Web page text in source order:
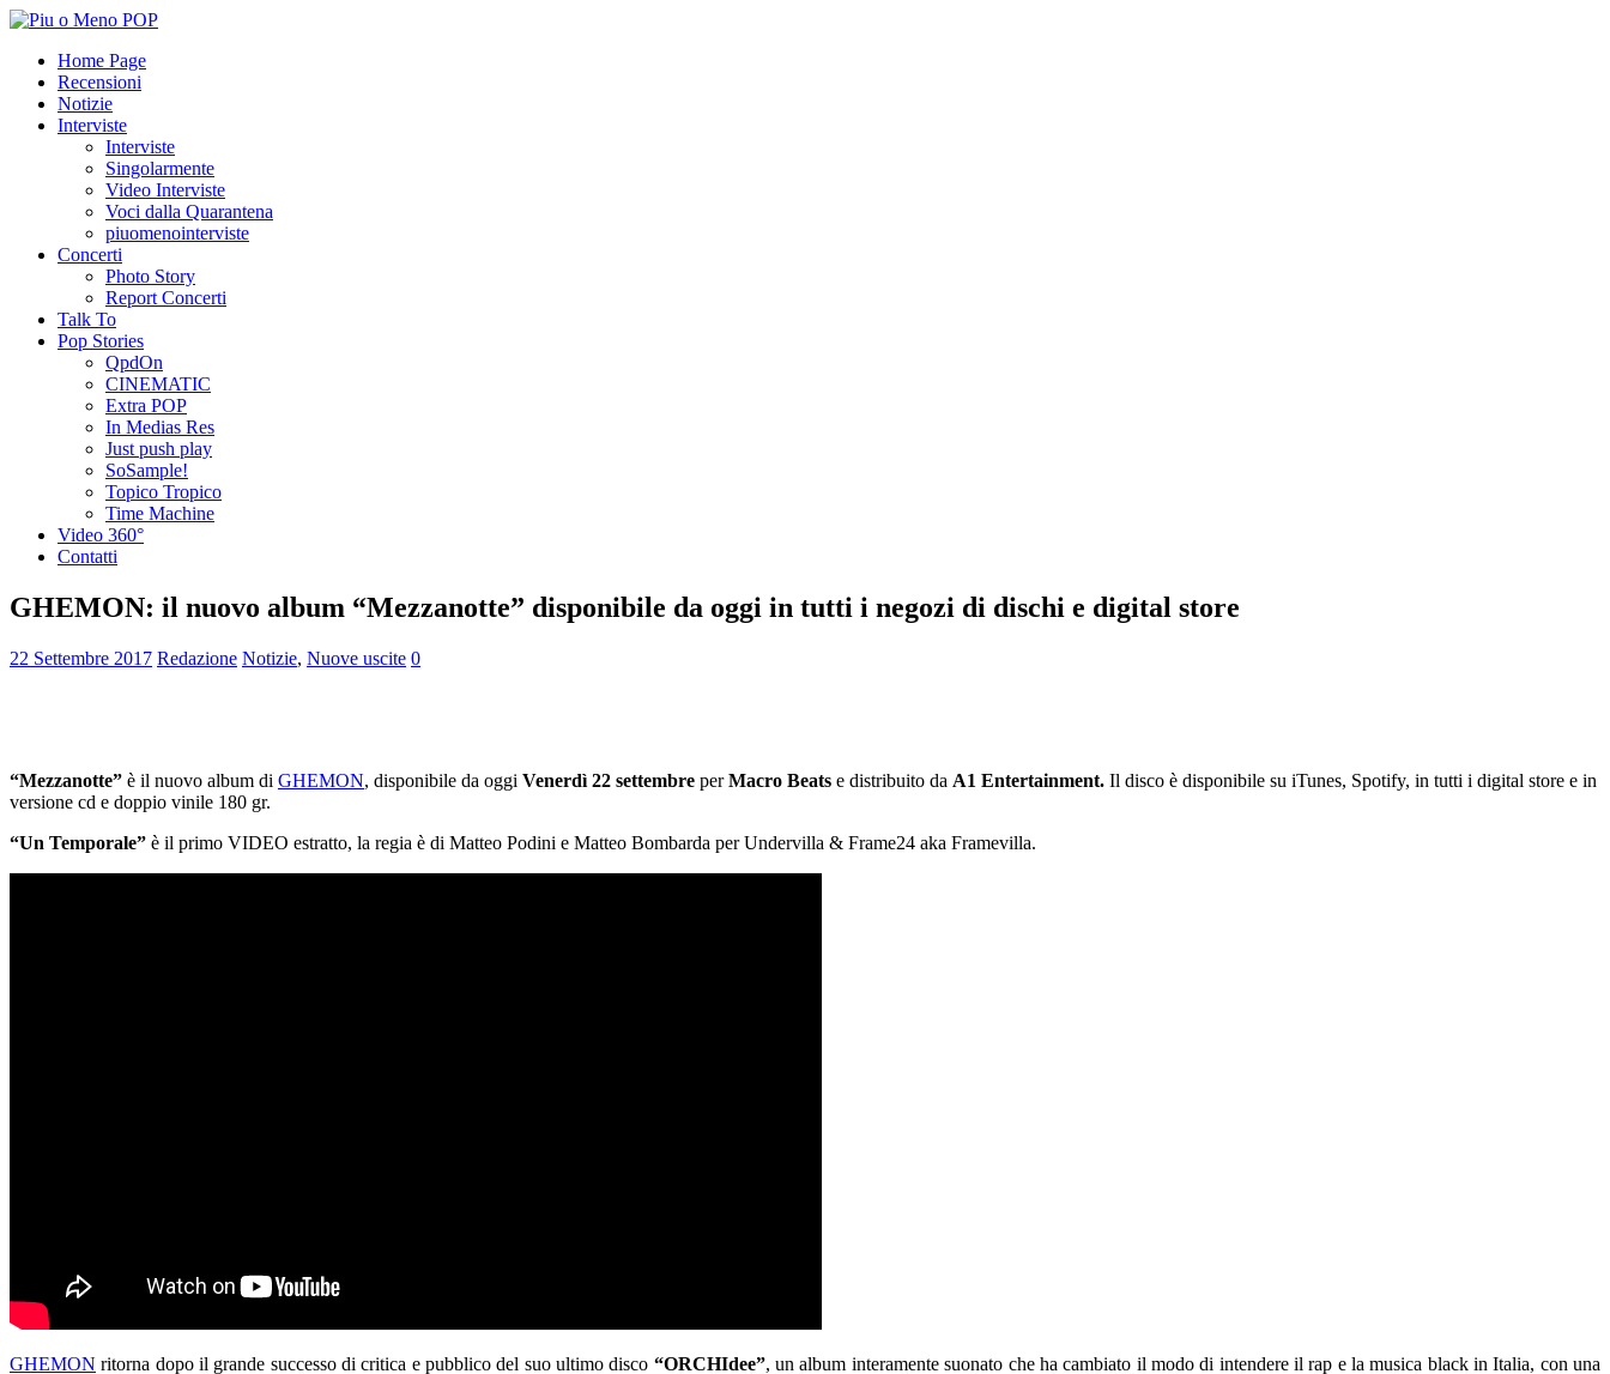
Home Page
Recensioni
Notizie
Interviste
Interviste
Singolarmente
Video Interviste
Voci dalla Quarantena
piuomenointerviste
Concerti
Photo Story
Report Concerti
Talk To
Pop Stories
QpdOn
CINEMATIC
Extra POP
In Medias Res
Just push play
SoSample!
Topico Tropico
Time Machine
Video 360°
Contatti
GHEMON: il nuovo album “Mezzanotte” disponibile da oggi in tutti i negozi di dischi e digital store
22 Settembre 2017 Redazione Notizie, Nuove uscite 0
“Mezzanotte” è il nuovo album di GHEMON, disponibile da oggi Venerdì 22 settembre perMacro Beats e distribuito da A1 Entertainment. Il disco è disponibile su iTunes, Spotify, in tutti i digital store e in
versione cd e doppio vinile 180 gr.
“Un Temporale” è il primo VIDEO estratto, la regia è di Matteo Podini e Matteo Bombarda per Undervilla & Frame24 aka Framevilla.
GHEMON ritorna dopo il grande successo di critica e pubblico del suo ultimo disco “ORCHIdee”, un album interamente suonato che ha cambiato il modo di intendere il rap e la musica black in Italia, con una